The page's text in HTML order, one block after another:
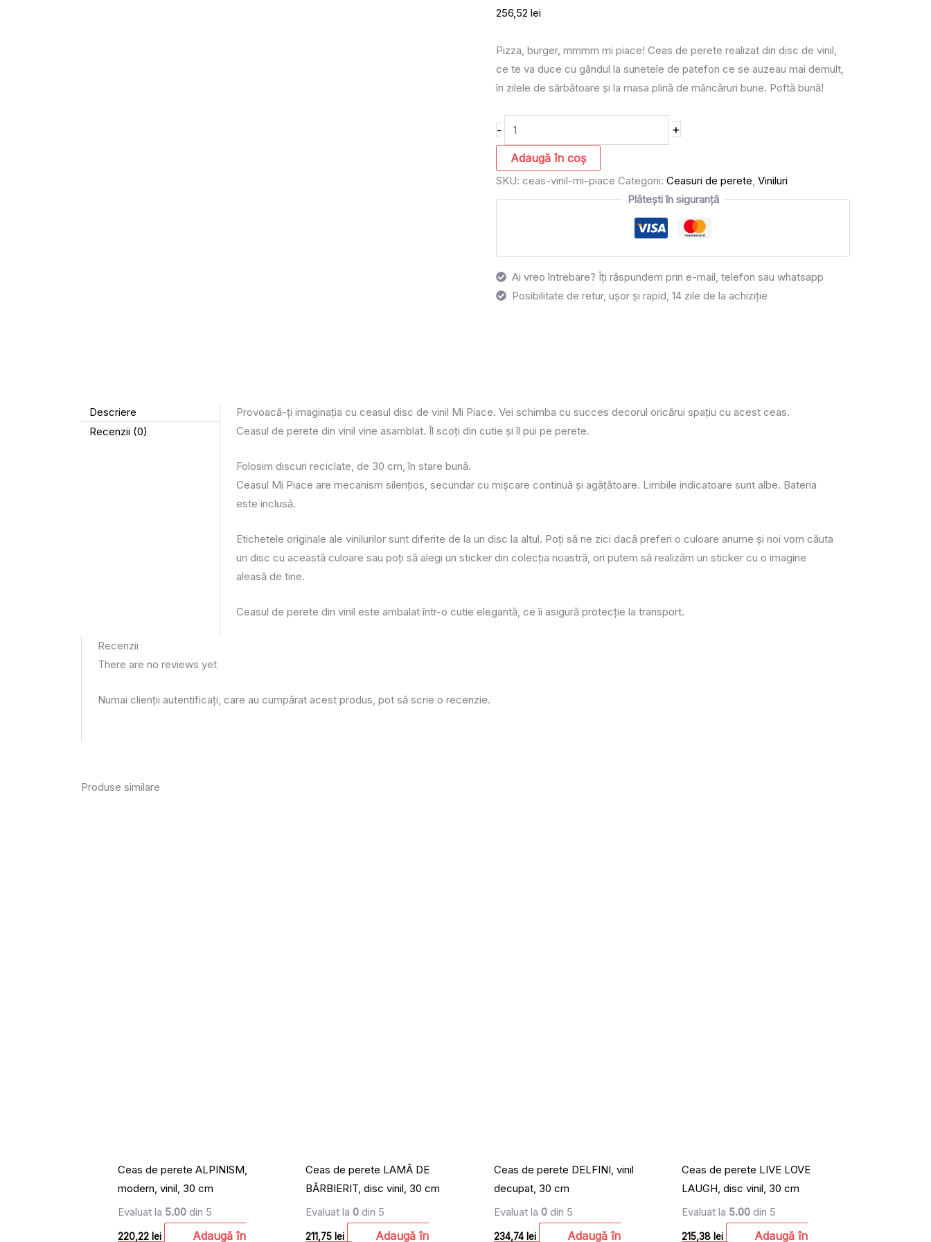
256,52lei
Pizza, burger, mmmm mi piace! Ceas de perete realizat din disc de vinil,
ce te va duce cu gândul la sunetele de patefon ce se auzeau mai demult,
în zilele de sărbătoare și la masa plină de mâncăruri bune. Poftă bună!
- +
Adaugă în coș
SKU:ceas-vinil-mi-piace Categorii:Ceasuri de perete,Viniluri
Plătești în siguranță
Ai vreo întrebare? Îți răspundem prin e-mail, telefon sau whatsapp
Posibilitate de retur, ușor și rapid, 14 zile de la achiziție
Descriere
Recenzii (0)
Provoacă-ți imaginația cu ceasul disc de vinil Mi Piace. Vei schimba cu succes decorul oricărui spaţiu cu acest ceas.
Ceasul de perete din vinil vine asamblat. Îl scoți din cutie și îl pui pe perete.
Folosim discuri reciclate, de 30 cm, în stare bună.
Ceasul Mi Piace are mecanism silenţios, secundar cu mişcare continuă și agățătoare. Limbile indicatoare sunt albe. Bateria
este inclusă.
Etichetele originale ale vinilurilor sunt diferite de la un disc la altul. Poți să ne zici dacă preferi o culoare anume și noi vom căuta
un disc cu această culoare sau poți să alegi un sticker din colecția noastră, ori putem să realizăm un sticker cu o imagine
aleasă de tine.
Ceasul de perete din vinil este ambalat într-o cutie elegantă, ce îi asigură protecție la transport.
Recenzii
There are no reviews yet
Numai clienții autentificați, care au cumpărat acest produs, pot să scrie o recenzie.
Produse similare
Ceas de perete ALPINISM,
modern, vinil, 30 cm
Evaluat la 5.00 din 5
220,22 lei
Adaugă în
Ceas de perete LAMĂ DE
BĂRBIERIT, disc vinil, 30 cm
Evaluat la0 din 5
211,75 lei
Adaugă în
Ceas de perete DELFINI, vinil
decupat, 30 cm
Evaluat la 0din 5
234,74 lei
Adaugă în
Ceas de perete LIVE LOVE
LAUGH, disc vinil, 30 cm
Evaluat la 5.00din 5
215,38 lei
Adaugă în